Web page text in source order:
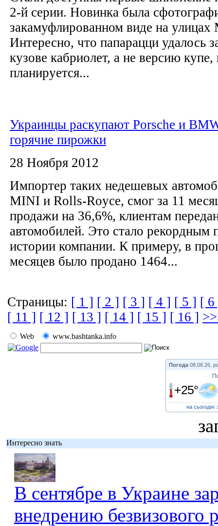
2-й серии. Новинка была
закамуфлированном виде на
Интересно, что папарацци удалось
кузове кабриолет, а не версию купе,
планируется...
Украинцы раскупают Porsche и
горячие пирожки
28 Ноября 2012
Импортер таких недешевых
MINI и Rolls-Royce, смог за 11
продажи на 36,6%, клиентам
автомобилей. Это стало рекордным
истории компании. К примеру, в
месяцев было продано 1464...
Страницы: [ 1 ] [ 2 ] [ 3 ] [ 4 ] [ 5 ] [ 6
[ 11 ] [ 12 ] [ 13 ] [ 14 ] [ 15 ] [ 16 ]
Web www.bashtanka.info
Погода 08.08.26,
+25°
на сьогодні
Интересно знать
В сентябре в Украине
внедрению безвизового